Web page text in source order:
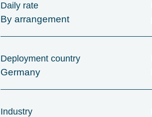
Daily rate
By arrangement
Deployment country
Germany
Industry